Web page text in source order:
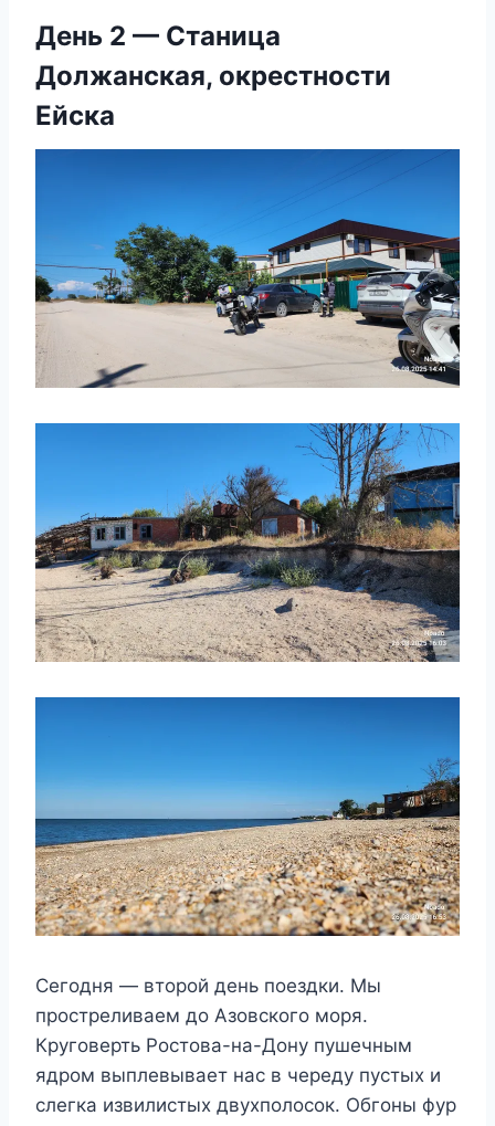
День 2 — Станица
Должанская, окрестности
Ейска
Сегодня — второй день поездки. Мы
простреливаем до Азовского моря.
Круговерть Ростова-на-Дону пушечным
ядром выплевывает нас в череду пустых и
слегка извилистых двухполосок. Обгоны фур